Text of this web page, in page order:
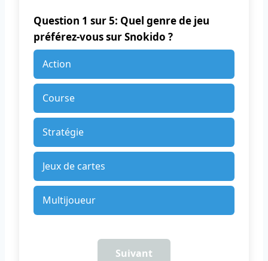
Question 1 sur 5: Quel genre de jeu
préférez-vous sur Snokido ?
Action
Course
Stratégie
Jeux de cartes
Multijoueur
Suivant